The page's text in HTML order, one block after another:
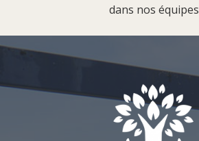
dans nos équipes